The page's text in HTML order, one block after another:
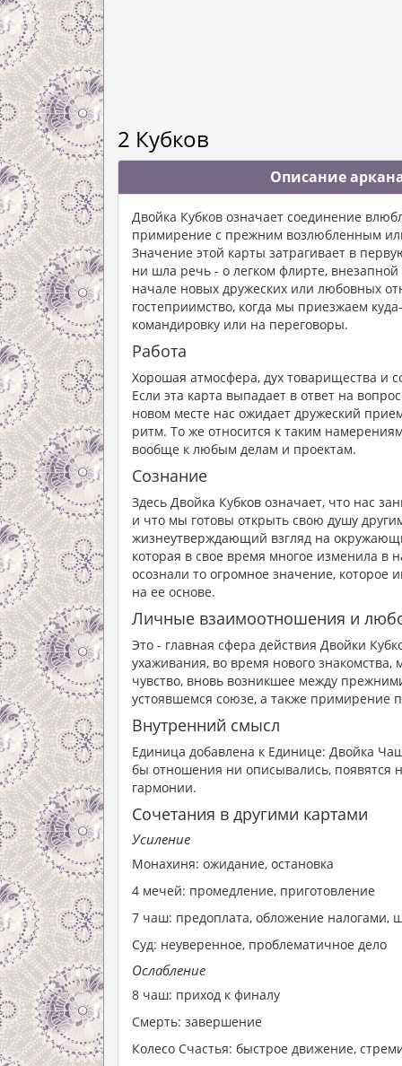
2 Кубков
Описание
Двойка Кубков означает соединение
примирение с прежним возлюбленным
Значение этой карты затрагивает в
ни шла речь - о легком флирте,
начале новых дружеских или любовных
гостеприимство, когда мы приезжаем
командировку или на переговоры.
Работа
Хорошая атмосфера, дух товарищества и
Если эта карта выпадает в ответ на
новом месте нас ожидает дружеский
ритм. То же относится к таким
вообще к любым делам и проектам.
Сознание
Здесь Двойка Кубков означает, что нас
и что мы готовы открыть свою душу
жизнеутверждающий взгляд на
которая в свое время многое изменила
осознали то огромное значение,
на ее основе.
Личные взаимоотношения и
Это - главная сфера действия Двойки
ухаживания, во время нового
чувство, вновь возникшее между
устоявшемся союзе, а также примирение
Внутренний смысл
Единица добавлена к Единице: Двойка
бы отношения ни описывались, появятся
гармонии.
Сочетания в другими картами
Усиление
Монахиня: ожидание, остановка
4 мечей: промедление, приготовление
7 чаш: предоплата, обложение налогами,
Суд: неуверенное, проблематичное дело
Ослабление
8 чаш: приход к финалу
Смерть: завершение
Колесо Счастья: быстрое движение,